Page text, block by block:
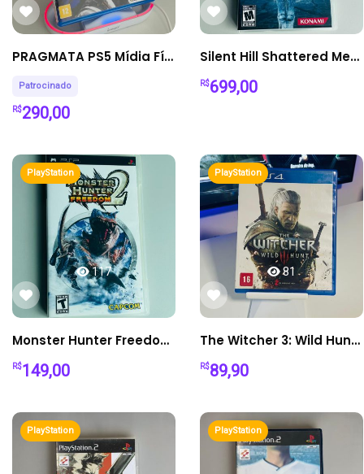
PRAGMATA PS5 Mídia Física Completo
Patrocinado
R$290,00
Silent Hill Shattered Memories – PSP
R$699,00
117
PlayStation
Monster Hunter Freedom 2 – PSP
R$149,00
81
PlayStation
The Witcher 3: Wild Hunt PS4 - Mídia Física Original - Perfeito Estado
R$89,90
PlayStation PlayStation